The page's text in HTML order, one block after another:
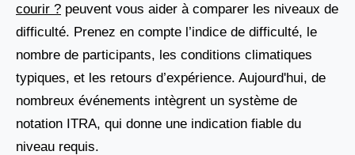
courir ? peuvent vous aider à comparer les niveaux de
difficulté. Prenez en compte l’indice de difficulté, le
nombre de participants, les conditions climatiques
typiques, et les retours d’expérience. Aujourd'hui, de
nombreux événements intègrent un système de
notation ITRA, qui donne une indication fiable du
niveau requis.